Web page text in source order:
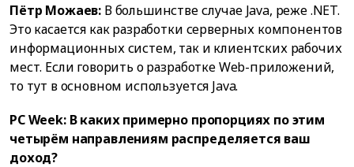
Пётр Можаев: В большинстве случае Java, реже .NET.
Это касается как разработки серверных компонентов
информационных систем, так и клиентских рабочих
мест. Если говорить о разработке Web-приложений,
то тут в основном используется Java.
PC Week: В каких примерно пропорциях по этим
четырём направлениям распределяется ваш
доход?